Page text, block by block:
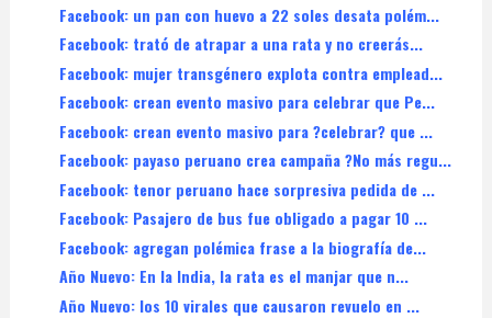
Facebook: un pan con huevo a 22 soles desata polém...
Facebook: trató de atrapar a una rata y no creerás...
Facebook: mujer transgénero explota contra emplead...
Facebook: crean evento masivo para celebrar que Pe...
Facebook: crean evento masivo para ?celebrar? que ...
Facebook: payaso peruano crea campaña ?No más regu...
Facebook: tenor peruano hace sorpresiva pedida de ...
Facebook: Pasajero de bus fue obligado a pagar 10 ...
Facebook: agregan polémica frase a la biografía de...
Año Nuevo: En la India, la rata es el manjar que n...
Año Nuevo: los 10 virales que causaron revuelo en ...